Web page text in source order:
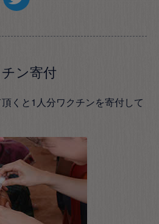
ン寄付
くと1人分ワクチンを寄付して